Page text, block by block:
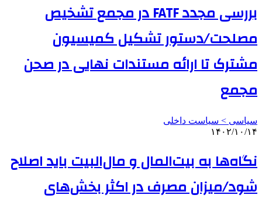
بررسی مجدد FATF در مجمع تشخیص
مصلحت/دستور تشکیل کمیسیون
مشترک تا ارائه مستندات نهایی در صحن
مجمع
سیاسی > سیاست داخلی
۱۴۰۲/۱۰/۱۴
نگاه‌ها به بیت‌المال و مال‌البیت باید اصلاح
شود/میزان مصرف در اکثر بخش‌های